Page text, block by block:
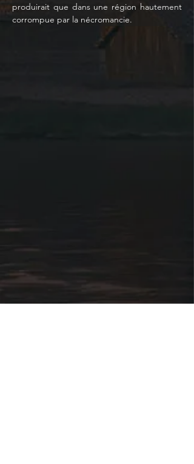
produirait que dans une région hautement
corrompue par la nécromancie.